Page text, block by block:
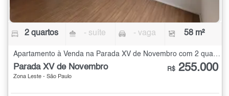
2 quartos - suíte - vaga 58 m²
Apartamento à Venda na Parada XV de Novembro com 2 quartos - 58 m²
Parada XV de Novembro
Zona Leste - São Paulo
R$ 255.000